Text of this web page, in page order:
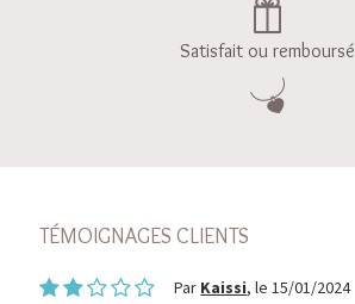
Satisfait ou remboursé
TÉMOIGNAGES CLIENTS
Par Kaissi, le 15/01/2024